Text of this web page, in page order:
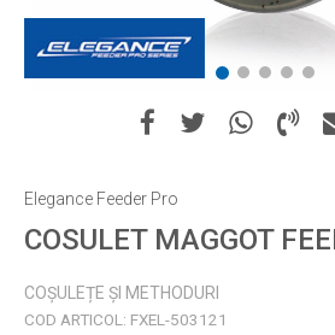
1 2 3 4 5
Elegance Feeder Pro
COSULET MAGGOT
COȘULEȚE ȘI METHODURI
COD ARTICOL: FXEL-503121